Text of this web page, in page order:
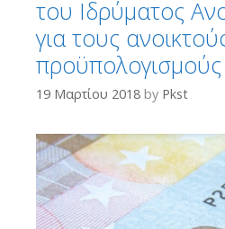
του Ιδρύματος
για τους
19 Μαρτίου 2018 by Pkst